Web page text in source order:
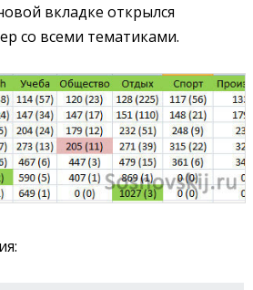
вкладке открылся
со всеми тематиками.